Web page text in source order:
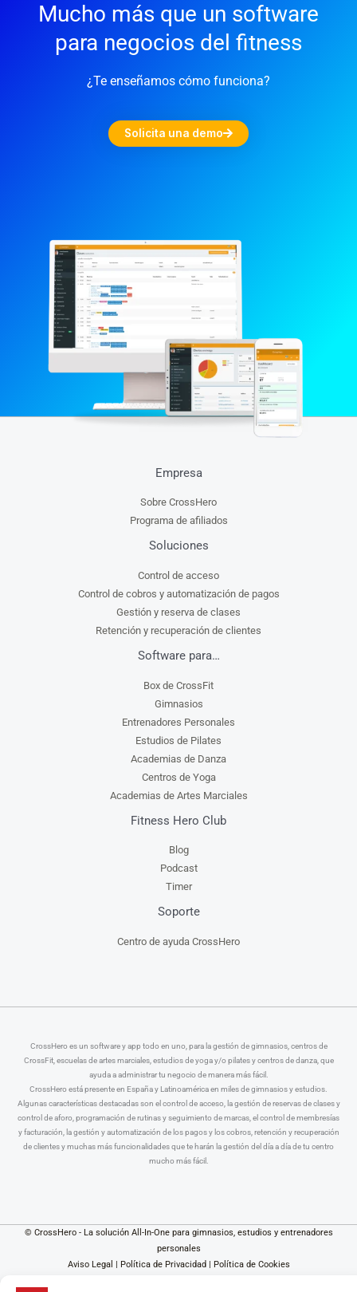
Mucho más que un software
para negocios del fitness
¿Te enseñamos cómo funciona?
Solicita una demo
Empresa
Sobre CrossHero
Programa de afiliados
Soluciones
Control de acceso
Control de cobros y automatización de pagos
Gestión y reserva de clases
Retención y recuperación de clientes
Software para…
Box de CrossFit
Gimnasios
Entrenadores Personales
Estudios de Pilates
Academias de Danza
Centros de Yoga
Academias de Artes Marciales
Fitness Hero Club
Blog
Podcast
Timer
Soporte
Centro de ayuda CrossHero
CrossHero es un software y app todo en uno, para la gestión de gimnasios, centros de
CrossFit, escuelas de artes marciales, estudios de yoga y/o pilates y centros de danza, que
ayuda a administrar tu negocio de manera más fácil.
CrossHero está presente en España y Latinoamérica en miles de gimnasios y estudios.
Algunas características destacadas son el control de acceso, la gestión de reservas de clases y
control de aforo, programación de rutinas y seguimiento de marcas, el control de membresías
y facturación, la gestión y automatización de los pagos y los cobros, retención y recuperación
de clientes y muchas más funcionalidades que te harán la gestión del día a día de tu centro
mucho más fácil.
© CrossHero - La solución All-In-One para gimnasios, estudios y entrenadores
personales
Aviso Legal | Política de Privacidad | Política de Cookies